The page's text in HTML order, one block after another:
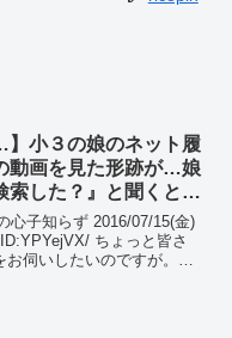
】小３の娘のネット履
動画を見た形跡が…娘
索した？』と聞くと…
心子知らず 2016/07/15(金)
ちょっと皆さ
お伺いしたいのですが。